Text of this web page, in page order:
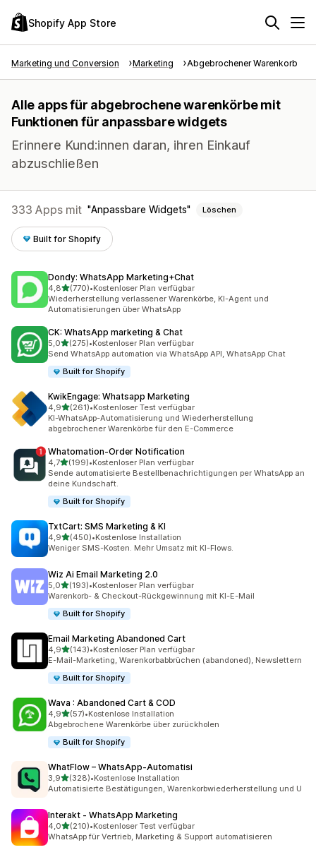
Shopify App Store
Marketing und Conversion Marketing Abgebrochener Warenkorb
Alle apps für abgebrochene warenkörbe mit
Funktionen für anpassbare widgets
Erinnere Kund:innen daran, ihren Einkauf
abzuschließen
333 Apps mit Anpassbare Widgets Löschen
Built for Shopify
Dondy: WhatsApp Marketing+Chat
4,8von 5 Sternen
(770)
770 Rezensionen insgesamt
•Kostenloser Plan verfügbar
Wiederherstellung verlassener Warenkörbe, KI-Agent und
Automatisierungen über WhatsApp
CK: WhatsApp marketing & Chat
5,0von 5 Sternen
(275)
275 Rezensionen insgesamt
•Kostenloser Plan verfügbar
Send WhatsApp automation via WhatsApp API, WhatsApp Chat
Built for Shopify
KwikEngage: Whatsapp Marketing
4,9von 5 Sternen
(261)
261 Rezensionen insgesamt
•Kostenloser Test verfügbar
KI-WhatsApp-Automatisierung und Wiederherstellung
abgebrochener Warenkörbe für den E-Commerce
Whatomation‑Order Notification
4,7von 5 Sternen
(199)
199 Rezensionen insgesamt
•Kostenloser Plan verfügbar
Sende automatisierte Bestellbenachrichtigungen per WhatsApp an
deine Kundschaft.
Built for Shopify
TxtCart: SMS Marketing & KI
4,9von 5 Sternen
(450)
450 Rezensionen insgesamt
•Kostenlose Installation
Weniger SMS-Kosten. Mehr Umsatz mit KI-Flows.
Wiz Ai Email Marketing 2.0
5,0von 5 Sternen
(193)
193 Rezensionen insgesamt
•Kostenloser Plan verfügbar
Warenkorb- & Checkout-Rückgewinnung mit KI-E-Mail
Built for Shopify
Email Marketing Abandoned Cart
4,9von 5 Sternen
(143)
143 Rezensionen insgesamt
•Kostenloser Plan verfügbar
E-Mail-Marketing, Warenkorbabbrüchen (abandoned), Newslettern
Built for Shopify
Wava : Abandoned Cart & COD
4,9von 5 Sternen
(57)
57 Rezensionen insgesamt
•Kostenlose Installation
Abgebrochene Warenkörbe über zurückholen
Built for Shopify
WhatFlow – WhatsApp‑Automatisi
3,9von 5 Sternen
(328)
328 Rezensionen insgesamt
•Kostenlose Installation
Automatisierte Bestätigungen, Warenkorbwiederherstellung und U
Interakt ‑ WhatsApp Marketing
4,0von 5 Sternen
(210)
210 Rezensionen insgesamt
•Kostenloser Test verfügbar
WhatsApp für Vertrieb, Marketing & Support automatisieren